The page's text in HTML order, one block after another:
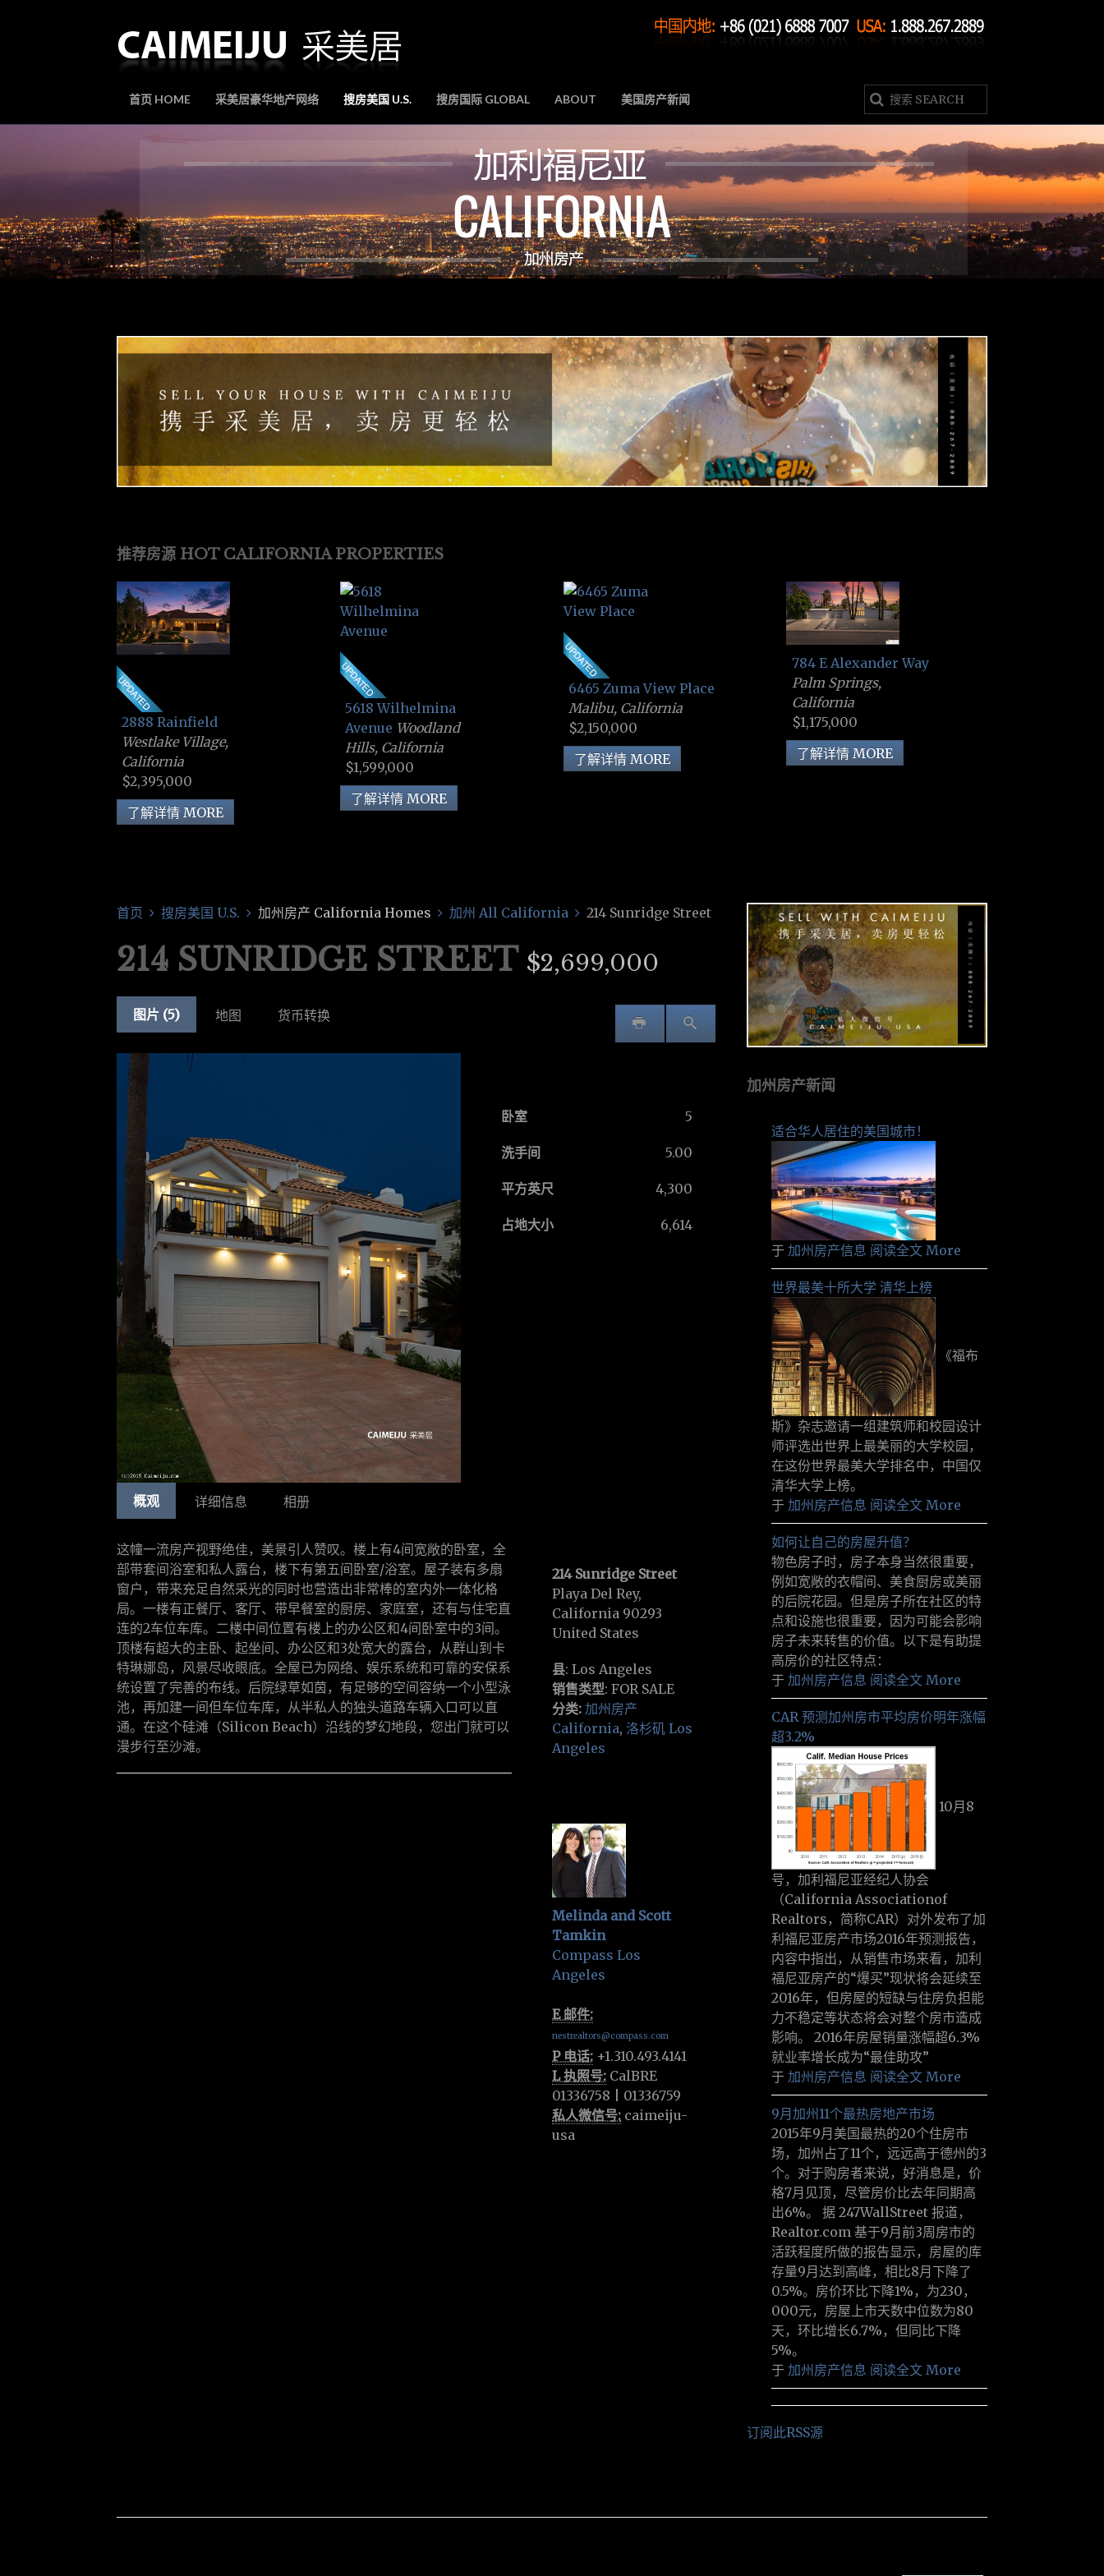
首页 HOME 采美居豪华地产网络 搜房美国 U.S. 搜房国际 GLOBAL ABOUT 美国房产新闻
推荐房源 HOT CALIFORNIA PROPERTIES
2888 Rainfield
Westlake Village,
California
$2,395,000
了解详情 MORE
5618 Wilhelmina
Avenue Woodland
Hills, California
$1,599,000
了解详情 MORE
6465 Zuma View Place
Malibu, California
$2,150,000
了解详情 MORE
784 E Alexander Way
Palm Springs,
California
$1,175,000
了解详情 MORE
首页 搜房美国 U.S. 加州房产 California Homes 加州 All California 214 Sunridge Street
214 SUNRIDGE STREET $2,699,000
图片 (5) 地图 货币转换
卧室 5
洗手间 5.00
平方英尺 4,300
占地大小 6,614
概观 详细信息 相册
这幢一流房产视野绝佳，美景引人赞叹。楼上有4间宽敞的卧室，全
部带套间浴室和私人露台，楼下有第五间卧室/浴室。屋子装有多扇
窗户，带来充足自然采光的同时也营造出非常棒的室内外一体化格
局。一楼有正餐厅、客厅、带早餐室的厨房、家庭室，还有与住宅直
连的2车位车库。二楼中间位置有楼上的办公区和4间卧室中的3间。
顶楼有超大的主卧、起坐间、办公区和3处宽大的露台，从群山到卡
特琳娜岛，风景尽收眼底。全屋已为网络、娱乐系统和可靠的安保系
统设置了完善的布线。后院绿草如茵，有足够的空间容纳一个小型泳
池，再加建一间但车位车库，从半私人的独头道路车辆入口可以直
通。在这个硅滩（Silicon Beach）沿线的梦幻地段，您出门就可以
漫步行至沙滩。
214 Sunridge Street
Playa Del Rey,
California 90293
United States
县: Los Angeles
销售类型: FOR SALE
分类: 加州房产
California, 洛杉矶 Los
Angeles
Melinda and Scott
Tamkin
Compass Los
Angeles
E 邮件:
nestrealtors@compass.com
P 电话: +1.310.493.4141
L 执照号: CalBRE
01336758 | 01336759
私人微信号: caimeiju-
usa
加州房产新闻
适合华人居住的美国城市！
于 加州房产信息 阅读全文 More
世界最美十所大学 清华上榜
《福布
斯》杂志邀请一组建筑师和校园设计
师评选出世界上最美丽的大学校园，
在这份世界最美大学排名中，中国仅
清华大学上榜。
于 加州房产信息 阅读全文 More
如何让自己的房屋升值？
物色房子时，房子本身当然很重要，
例如宽敞的衣帽间、美食厨房或美丽
的后院花园。但是房子所在社区的特
点和设施也很重要，因为可能会影响
房子未来转售的价值。以下是有助提
高房价的社区特点：
于 加州房产信息 阅读全文 More
CAR 预测加州房市平均房价明年涨幅
超3.2%
10月8
号，加利福尼亚经纪人协会
（California Associationof
Realtors，简称CAR）对外发布了加
利福尼亚房产市场2016年预测报告，
内容中指出，从销售市场来看，加利
福尼亚房产的“爆买”现状将会延续至
2016年，但房屋的短缺与住房负担能
力不稳定等状态将会对整个房市造成
影响。 2016年房屋销量涨幅超6.3%
就业率增长成为“最佳助攻”
于 加州房产信息 阅读全文 More
9月加州11个最热房地产市场
2015年9月美国最热的20个住房市
场，加州占了11个，远远高于德州的3
个。对于购房者来说，好消息是，价
格7月见顶，尽管房价比去年同期高
出6%。 据 247WallStreet 报道，
Realtor.com 基于9月前3周房市的
活跃程度所做的报告显示，房屋的库
存量9月达到高峰，相比8月下降了
0.5%。房价环比下降1%，为230，
000元，房屋上市天数中位数为80
天，环比增长6.7%，但同比下降
5%。
于 加州房产信息 阅读全文 More
订阅此RSS源